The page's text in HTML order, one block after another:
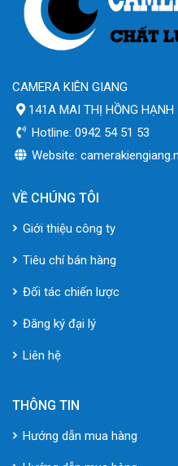
CAMERA KIÊN GIANG
141A MAI THỊ HỒNG
Hotline: 0942 54 51 53
Website:
VỀ CHÚNG TÔI
Giới thiệu công ty
Tiêu chí bán hàng
Đối tác chiến lược
Đăng ký đại lý
Liên hệ
THÔNG TIN
Hướng dẫn mua hàng